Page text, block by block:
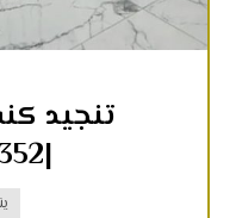
تنجيد
|0566713352|